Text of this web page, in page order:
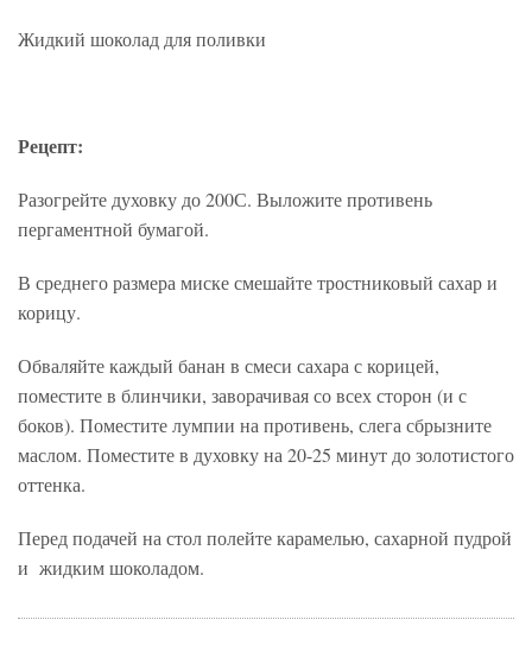
Жидкий шоколад для поливки
Рецепт:
Разогрейте духовку до 200С. Выложите противень
пергаментной бумагой.
В среднего размера миске смешайте тростниковый сахар и
корицу.
Обваляйте каждый банан в смеси сахара с корицей,
поместите в блинчики, заворачивая со всех сторон (и с
боков). Поместите лумпии на противень, слега сбрызните
маслом. Поместите в духовку на 20-25 минут до золотистого
оттенка.
Перед подачей на стол полейте карамелью, сахарной пудрой
и жидким шоколадом.